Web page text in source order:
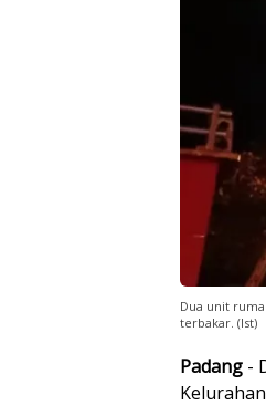
Dua unit
terbakar. (Ist)
Padang -